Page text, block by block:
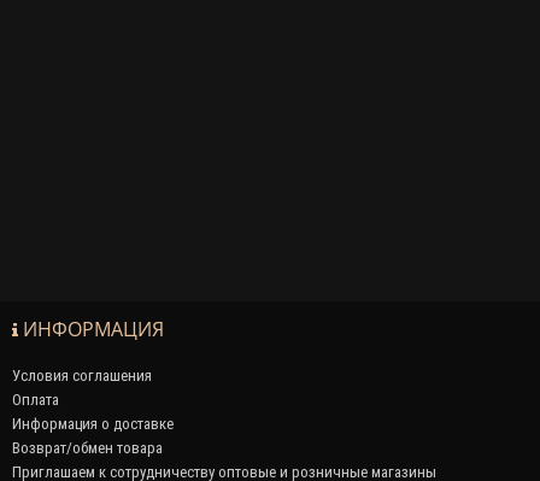
ИНФОРМАЦИЯ
Условия соглашения
Оплата
Информация о доставке
Возврат/обмен товара
Приглашаем к сотрудничеству оптовые и розничные магазины